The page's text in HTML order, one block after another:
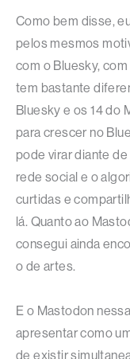
Como bem disse,
pelos mesmos
com o Bluesky,
tem bastante
Bluesky e os 14 do
para crescer no
pode virar diante
rede social e o
curtidas e
lá. Quanto ao
consegui ainda
o de artes.
E o Mastodon
apresentar como
de existir